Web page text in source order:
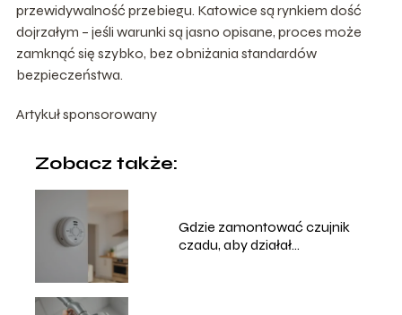
przewidywalność przebiegu. Katowice są rynkiem dość
dojrzałym – jeśli warunki są jasno opisane, proces może
zamknąć się szybko, bez obniżania standardów
bezpieczeństwa.
Artykuł sponsorowany
Zobacz także:
Gdzie zamontować czujnik
czadu, aby działał